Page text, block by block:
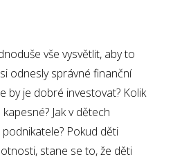
vše vysvětlit, aby to
odnesly správné finanční
by je dobré investovat? Kolik
Jak v dětech
Pokud děti
stane se to, že děti